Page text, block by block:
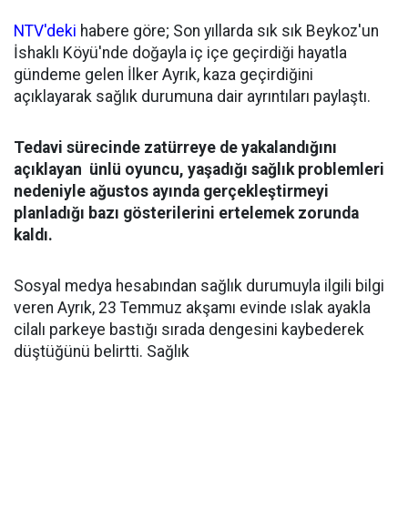
NTV'deki habere göre; Son yıllarda sık sık Beykoz'un
İshaklı Köyü'nde doğayla iç içe geçirdiği hayatla
gündeme gelen İlker Ayrık, kaza geçirdiğini
açıklayarak sağlık durumuna dair ayrıntıları paylaştı.
Tedavi sürecinde zatürreye de yakalandığını
açıklayan ünlü oyuncu, yaşadığı sağlık problemleri
nedeniyle ağustos ayında gerçekleştirmeyi
planladığı bazı gösterilerini ertelemek zorunda
kaldı.
Sosyal medya hesabından sağlık durumuyla ilgili bilgi
veren Ayrık, 23 Temmuz akşamı evinde ıslak ayakla
cilalı parkeye bastığı sırada dengesini kaybederek
düştüğünü belirtti. Sağlık